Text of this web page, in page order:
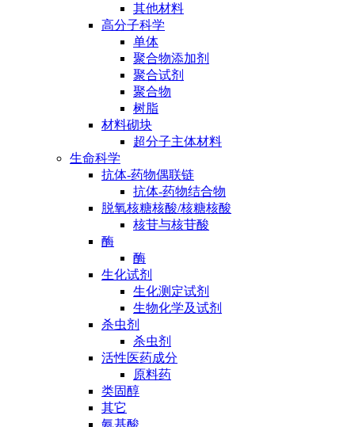
其他材料
高分子科学
单体
聚合物添加剂
聚合试剂
聚合物
树脂
材料砌块
超分子主体材料
生命科学
抗体-药物偶联链
抗体-药物结合物
脱氧核糖核酸/核糖核酸
核苷与核苷酸
酶
酶
生化试剂
生化测定试剂
生物化学及试剂
杀虫剂
杀虫剂
活性医药成分
原料药
类固醇
其它